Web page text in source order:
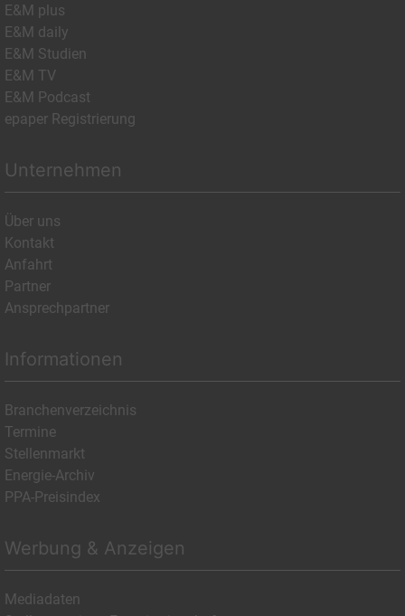
E&M plus
E&M daily
E&M Studien
E&M TV
E&M Podcast
epaper Registrierung
Unternehmen
Über uns
Kontakt
Anfahrt
Partner
Ansprechpartner
Informationen
Branchenverzeichnis
Termine
Stellenmarkt
Energie-Archiv
PPA-Preisindex
Werbung & Anzeigen
Mediadaten